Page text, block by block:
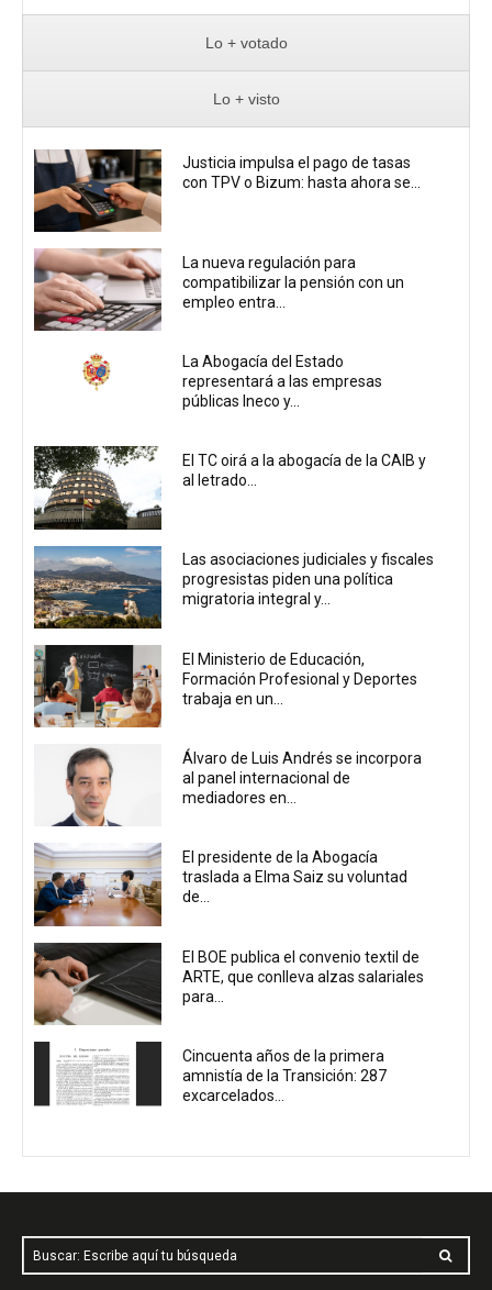
Lo + votado
Lo + visto
Justicia impulsa el pago de tasas
con TPV o Bizum: hasta ahora se...
La nueva regulación para
compatibilizar la pensión con un
empleo entra...
La Abogacía del Estado
representará a las empresas
públicas Ineco y...
El TC oirá a la abogacía de la CAIB y
al letrado...
Las asociaciones judiciales y fiscales
progresistas piden una política
migratoria integral y...
El Ministerio de Educación,
Formación Profesional y Deportes
trabaja en un...
Álvaro de Luis Andrés se incorpora
al panel internacional de
mediadores en...
El presidente de la Abogacía
traslada a Elma Saiz su voluntad
de...
El BOE publica el convenio textil de
ARTE, que conlleva alzas salariales
para...
Cincuenta años de la primera
amnistía de la Transición: 287
excarcelados...
Buscar: Escribe aquí tu búsqueda